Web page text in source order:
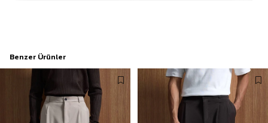
Benzer Ürünler